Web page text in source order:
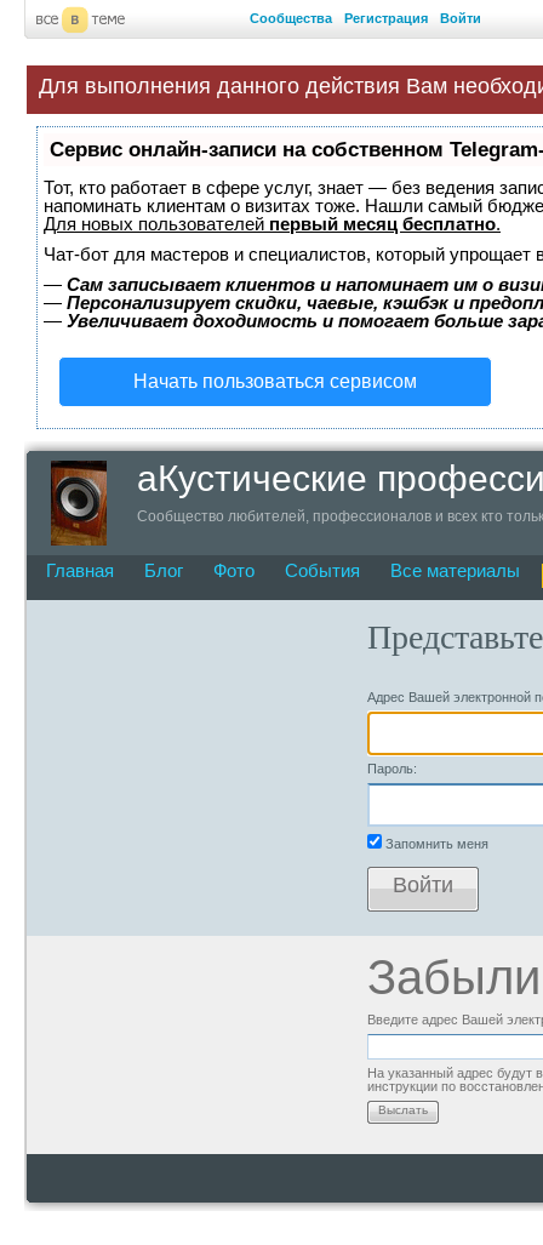
Сообщества Регистрация Войти
Для выполнения данного действия Вам
Сервис онлайн-записи на собственном
Тот, кто работает в сфере услуг, знает — без ведения
напоминать клиентам о визитах тоже. Нашли самый
Для новых пользователей первый месяц бесплатно.
Чат-бот для мастеров и специалистов, который упрощает
— Сам записывает клиентов и напоминает им о
— Персонализирует скидки, чаевые, кэшбэк и
— Увеличивает доходимость и помогает больше
Начать пользоваться сервисом
аКустические
Сообщество любителей, профессионалов и всех кто
Главная Блог Фото События Все материалы
Адрес Вашей электронной
Пароль:
Запомнить меня
Войти
Введите адрес Вашей
На указанный адрес будут
инструкции по
Выслать